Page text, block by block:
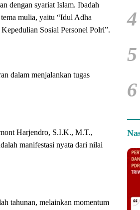
dengan syariat Islam. Ibadah
mulia, yaitu “Idul Adha
Sosial Personel Polri”.
dalam menjalankan tugas
Harjendro, S.I.K., M.T.,
manifestasi nyata dari nilai
tahunan, melainkan momentum
4
5
6